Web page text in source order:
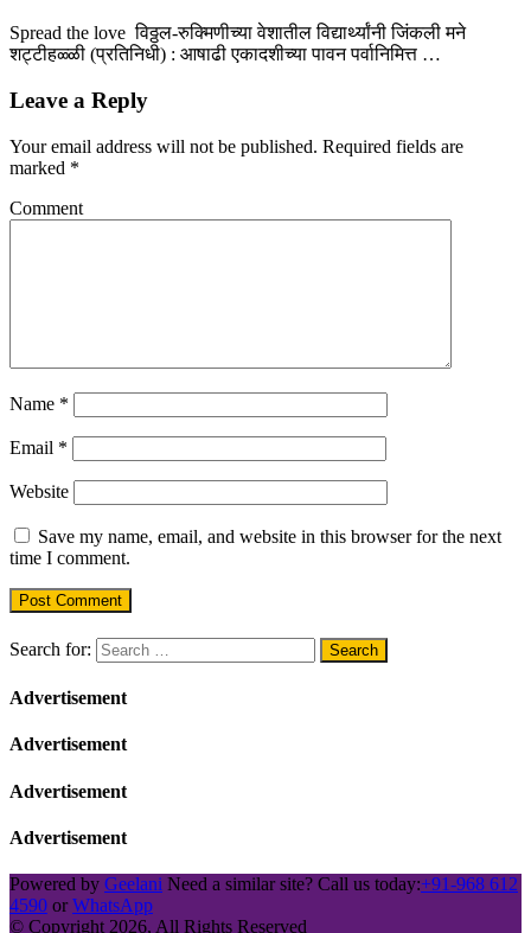
Spread the love विठ्ठल-रुक्मिणीच्या वेशातील विद्यार्थ्यांनी जिंकली मने
शट्टीहळ्ळी (प्रतिनिधी) : आषाढी एकादशीच्या पावन पर्वानिमित्त …
Leave a Reply
Your email address will not be published. Required fields are
marked *
Comment
Name *
Email *
Website
Save my name, email, and website in this browser for the next
time I comment.
Search for:
Advertisement
Advertisement
Advertisement
Advertisement
Powered by Geelani Need a similar site? Call us today:+91-968 612
4590 or WhatsApp
© Copyright 2026, All Rights Reserved